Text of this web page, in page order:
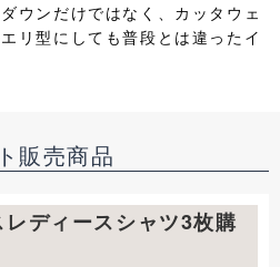
ウンだけではなく、カッタウェ
リ型にしても普段とは違ったイ
販売商品
ディースシャツ3枚購